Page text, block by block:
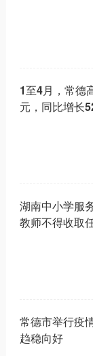
1至4月，常德
元，同比增长
湖南中小学服
教师不得收取
常德市举行疫
趋稳向好